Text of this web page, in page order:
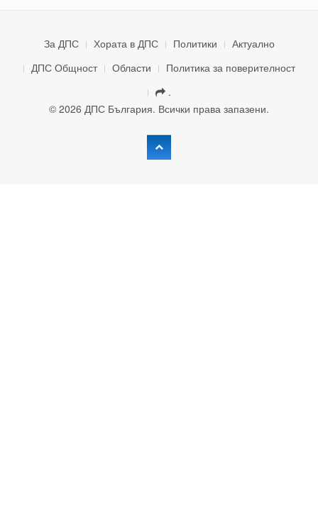
За ДПС Хората в ДПС Политики
Актуално
ДПС Общност
Области
Политика за поверителност
.
© 2026 ДПС България. Всички права запазени.